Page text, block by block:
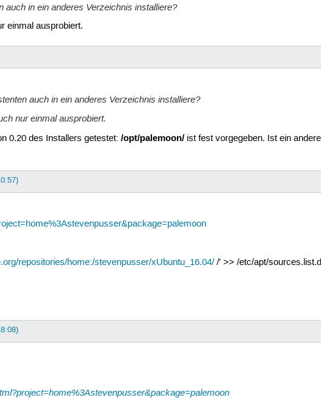
in ein anderes Verzeichnis installiere?
einmal ausprobiert.
auch in ein anderes Verzeichnis installiere?
nur einmal ausprobiert.
0.20 des Installers getestet: /opt/palemoon/ist fest vorgegeben. Ist ein
repositories/home:/stevenpusser/xUbuntu_16.04//' >> /etc/apt/